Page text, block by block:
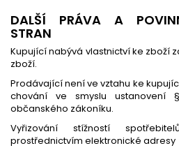
DALŠÍ PRÁVA A
STRAN
Kupující nabývá vlastnictví ke zboží
zboží.
Prodávající není ve vztahu ke
chování ve smyslu ustanovení
občanského zákoníku.
Vyřizování stížností
prostřednictvím elektronické adresy